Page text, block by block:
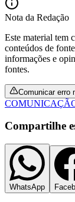
Palmeiras
Nota da Redação
Este material tem
conteúdos de
informações e
fontes.
Comunicar erro
Compartilhe
WhatsApp